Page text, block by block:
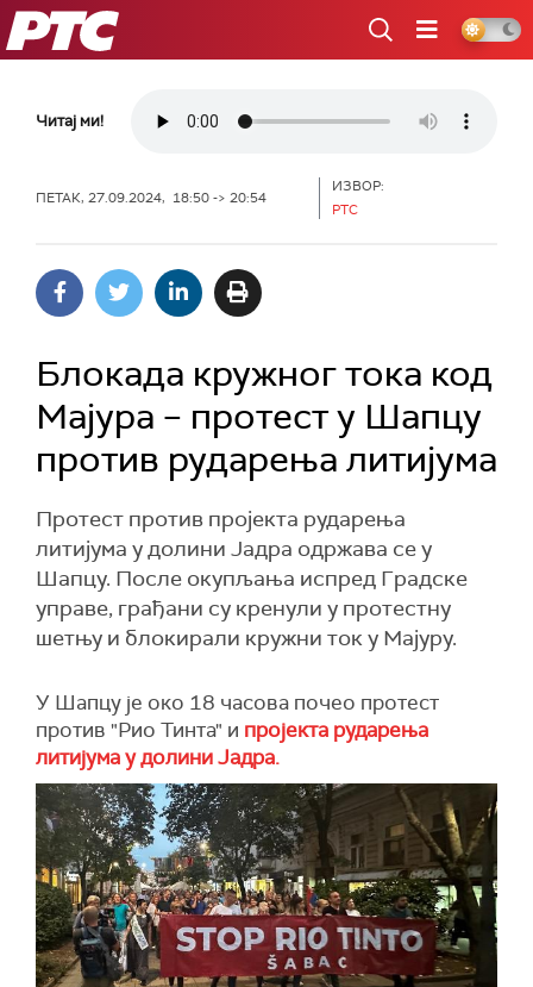
РТС
Читај ми!
ПЕТАК, 27.09.2024, 18:50 -> 20:54
ИЗВОР:
РТС
Блокада кружног тока код
Мајура – протест у Шапцу
против рударења литијума
Протест против пројекта рударења
литијума у долини Јадра одржава се у
Шапцу. После окупљања испред Градске
управе, грађани су кренули у протестну
шетњу и блокирали кружни ток у Мајуру.
У Шапцу је око 18 часова почео протест
против "Рио Тинта" и пројекта рударења
литијума у долини Јадра.